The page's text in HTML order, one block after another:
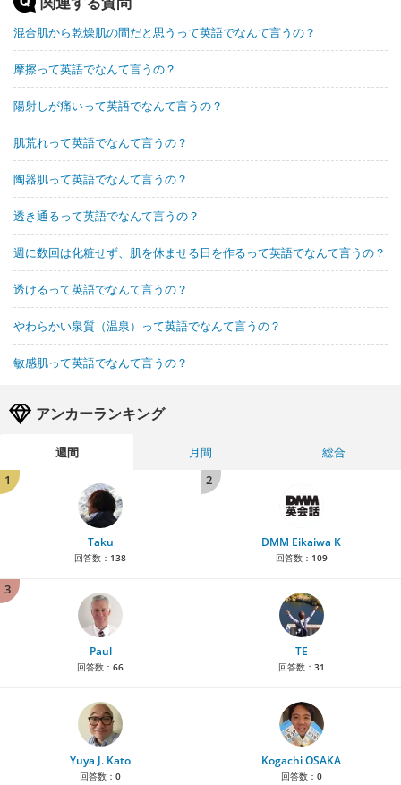
混合肌から乾燥肌の間だと思うって英語でなんて言うの？
摩擦って英語でなんて言うの？
陽射しが痛いって英語でなんて言うの？
肌荒れって英語でなんて言うの？
陶器肌って英語でなんて言うの？
透き通るって英語でなんて言うの？
週に数回は化粧せず、肌を休ませる日を作るって英語でなんて言うの？
透けるって英語でなんて言うの？
やわらかい泉質（温泉）って英語でなんて言うの？
敏感肌って英語でなんて言うの？
アンカーランキング
週間 月間
総合
1
Taku
回答数： 138
2
DMM Eikaiwa K
回答数： 109
3
Paul
回答数： 66
TE
回答数： 31
Yuya J. Kato
回答数： 0
Kogachi OSAKA
回答数： 0